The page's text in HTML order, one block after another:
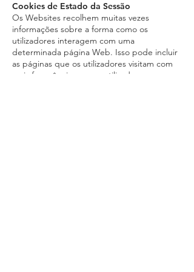
Cookies de Estado da Sessão
Os Websites recolhem muitas vezes
informações sobre a forma como os
utilizadores interagem com uma
determinada página Web. Isso pode incluir
as páginas que os utilizadores visitam com
mais frequência e se os utilizadores